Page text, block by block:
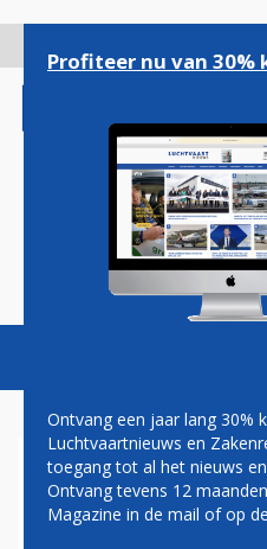
gaan
Magazine
KLM WIL
NAAR DE
Profiteer nu van 30%
Ontvang een jaar lang 30%
Luchtvaartnieuws en
toegang tot al het nieuws
Ontvang tevens 12
Magazine in de mail of op